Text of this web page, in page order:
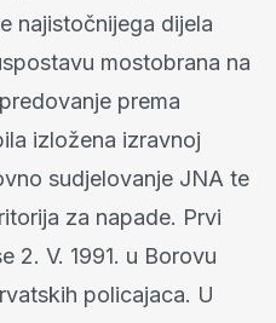
najistočnijega dijela
mostobrana na
prema
izložena izravnoj
sudjelovanje JNA te
za napade. Prvi
2. V. 1991. u Borovu
policajaca. U